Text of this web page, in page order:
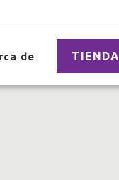
de TIENDA